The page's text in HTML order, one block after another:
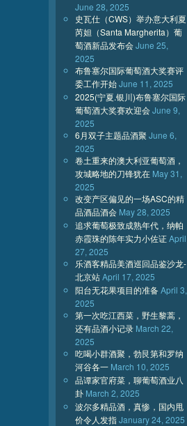
June 28, 2025
史瓦仕（CWS）举办意大利夏
芮妲（Santa Margherita）葡
萄酒新品发布会June 25,
2025
布鲁塞尔国际葡萄酒大奖赛评
委工作开始June 11, 2025
2025(宁夏.银川)布鲁塞尔国际
葡萄酒大奖赛欢迎会June 9,
2025
6月双子主题品酒聚 June 6,
2025
卷土重来的澳大利亚葡萄酒，
攻城略地的刀锋犹在 May 31,
2025
改变产区偏见的一场ASC的精
品酒品酒会 May 28, 2025
追求葡萄极致成熟年代，纳帕
赤霞珠的陈年实力小佐证April
27, 2025
乐酒客精品美酒巡回品鉴沙龙-
北京站April 17, 2025
阳台无花果项目的准备April 3,
2025
第一次吃江西菜，野生黎蒿，
还有品酒小记录 March 22,
2025
吃喝小群酒聚，勃艮第和罗纳
河谷各一 March 10, 2025
品谭家官府菜，聊葡萄酒业八
卦 March 2, 2025
波尔多精品酒，真惨，国内甩
价令人发指January 24, 2025